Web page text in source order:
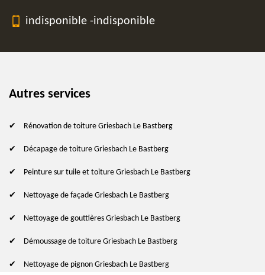
indisponible -indisponible
Autres services
Rénovation de toiture Griesbach Le Bastberg
Décapage de toiture Griesbach Le Bastberg
Peinture sur tuile et toiture Griesbach Le Bastberg
Nettoyage de façade Griesbach Le Bastberg
Nettoyage de gouttières Griesbach Le Bastberg
Démoussage de toiture Griesbach Le Bastberg
Nettoyage de pignon Griesbach Le Bastberg